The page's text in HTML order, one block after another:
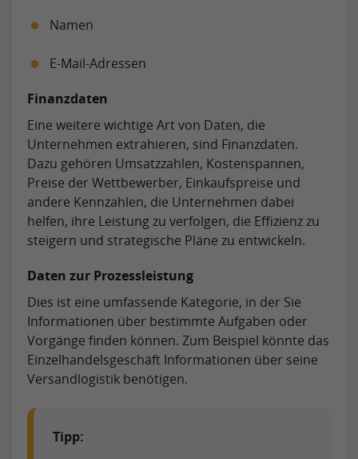
Namen
E-Mail-Adressen
Finanzdaten
Eine weitere wichtige Art von Daten, die
Unternehmen extrahieren, sind Finanzdaten.
Dazu gehören Umsatzzahlen, Kostenspannen,
Preise der Wettbewerber, Einkaufspreise und
andere Kennzahlen, die Unternehmen dabei
helfen, ihre Leistung zu verfolgen, die Effizienz zu
steigern und strategische Pläne zu entwickeln.
Daten zur Prozessleistung
Dies ist eine umfassende Kategorie, in der Sie
Informationen über bestimmte Aufgaben oder
Vorgänge finden können. Zum Beispiel könnte das
Einzelhandelsgeschäft Informationen über seine
Versandlogistik benötigen.
Tipp: